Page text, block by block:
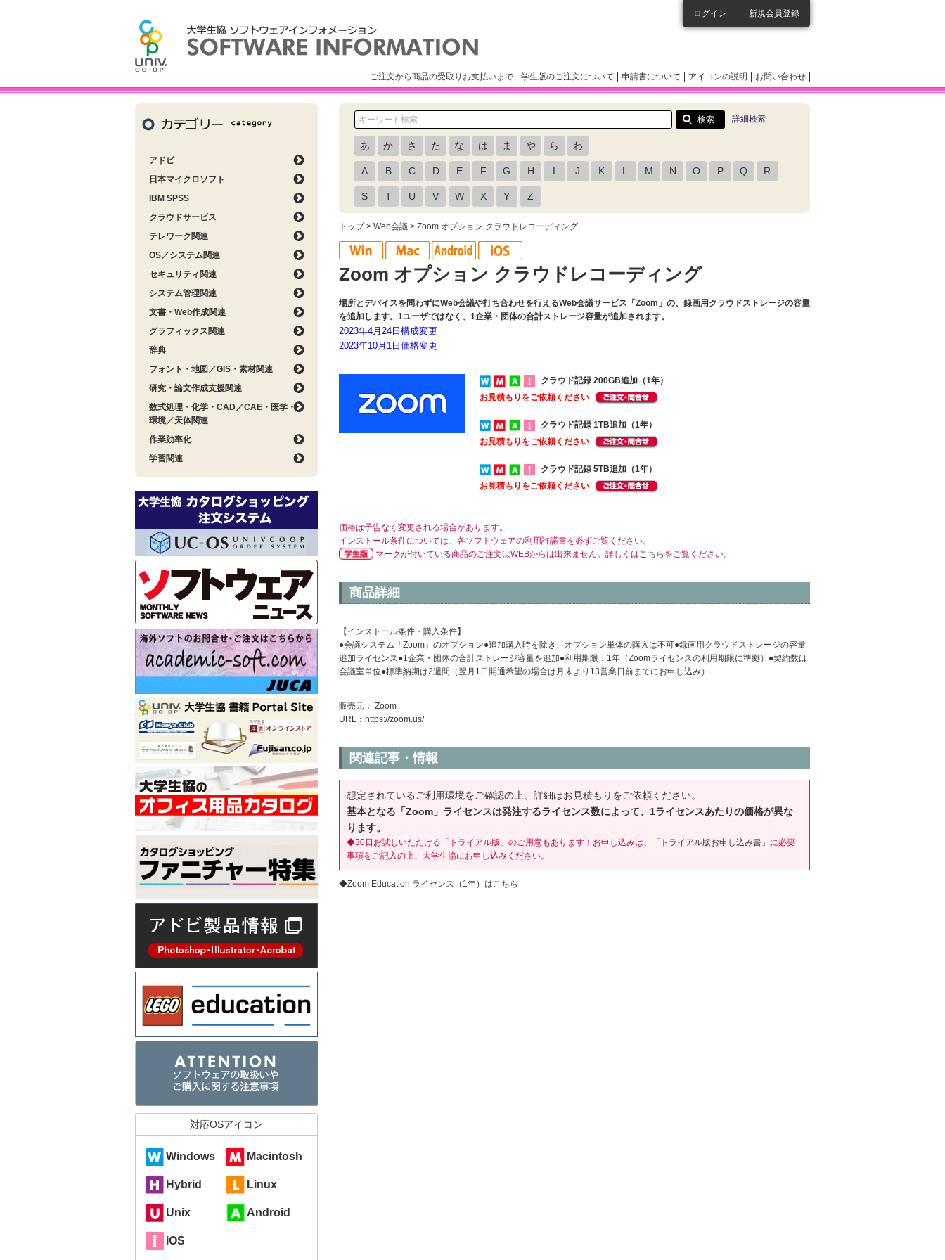
ログイン 新規会員登録
ご注文から商品の受取りお支払いまで 学生版のご注文について 申請書について アイコンの説明 お問い合わせ
詳細検索
あ か さ た な は ま や ら わ
A B C D E F G H I J K L M N O P Q R
S T U V W X Y Z
トップ> Web会議 > Zoom オプション クラウドレコーディング
Zoom オプション クラウドレコーディング
場所とデバイスを問わずにWeb会議や打ち合わせを行えるWeb会議サービス「Zoom」の、録画用クラウドストレージの容量
を追加します。1ユーザではなく、1企業・団体の合計ストレージ容量が追加されます。
2023年4月24日構成変更
2023年10月1日価格変更
クラウド記録 200GB追加（1年）
お見積もりをご依頼ください
クラウド記録 1TB追加（1年）
お見積もりをご依頼ください
クラウド記録 5TB追加（1年）
お見積もりをご依頼ください
価格は予告なく変更される場合があります。
インストール条件については、各ソフトウェアの利用許諾書を必ずご覧ください。
マークが付いている商品のご注文はWEBからは出来ません。詳しくはこちら をご覧ください。
商品詳細
【インストール条件・購入条件】
●会議システム「Zoom」のオプション●追加購入時を除き、オプション単体の購入は不可●録画用クラウドストレージの容量
追加ライセンス●1企業・団体の合計ストレージ容量を追加●利用期限：1年（Zoomライセンスの利用期限に準拠）●契約数は
会議室単位●標準納期は2週間（翌月1日開通希望の場合は月末より13営業日前までにお申し込み）
販売元： Zoom
URL： https://zoom.us/
関連記事・情報
想定されているご利用環境をご確認の上、詳細はお見積もりをご依頼ください。
基本となる「Zoom」ライセンスは発注するライセンス数によって、1ライセンスあたりの価格が異な
ります。
◆30日お試しいただける「トライアル版」のご用意もあります！お申し込みは、 「トライアル版お申し込み書」 に必要
事項をご記入の上、大学生協にお申し込みください。
◆Zoom Education ライセンス（1年）はこちら
アドビ
日本マイクロソフト
IBM SPSS
クラウドサービス
テレワーク関連
OS／システム関連
セキュリティ関連
システム管理関連
文書・Web作成関連
グラフィックス関連
辞典
フォント・地図／GIS・素材関連
研究・論文作成支援関連
数式処理・化学・CAD／CAE・医学・
環境／天体関連
作業効率化
学習関連
対応OSアイコン
Windows Macintosh
Hybrid Linux
Unix Android
iOS